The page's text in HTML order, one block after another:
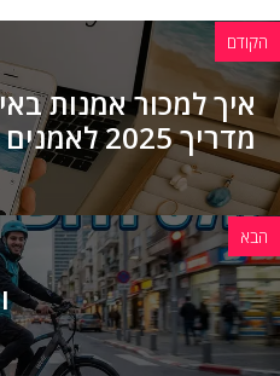
הקודם
מדריך 2025 לאמנים עצמאיים
הבא